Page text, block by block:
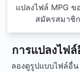
แปลงไฟล์ MPG
สมัครสมาชิ
การแปลงไฟ
ลองดูรูปแบบไฟล์อื่